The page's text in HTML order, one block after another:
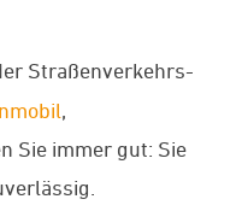
Straßenverkehrs-
Sie immer gut: Sie